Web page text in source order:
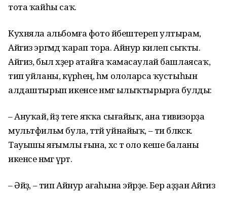
тота ҡайһы саҡ.
Кухняла альбомға фото йәбештереп ултырам,
Айгиз эргәмдә ҡарап тора. Айнур килеп сыҡты.
Айгиз, был хәҙер атайға ҡамасаулай башлаясаҡ,
тип уйланы, күрәһең, һәм ололарса ҡустыһын
алдаштырып икенсе нәмәгә ылыҡтырырға булды:
– Ануҡай, әйҙә теге яҡҡа сығайыҡ, ана тивизорҙа
мультфильм була, тәтәй уйнайыҡ, – ти бәләкәскә.
Тауышы яғымлы ғына, хәс тә оло кеше баланы
икенсе нәмәгә әүрәтә.
– Әйҙә, – тип Айнур ағаһына эйәрҙе. Бер аҙҙан Айгиз